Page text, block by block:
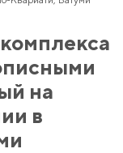
на
в